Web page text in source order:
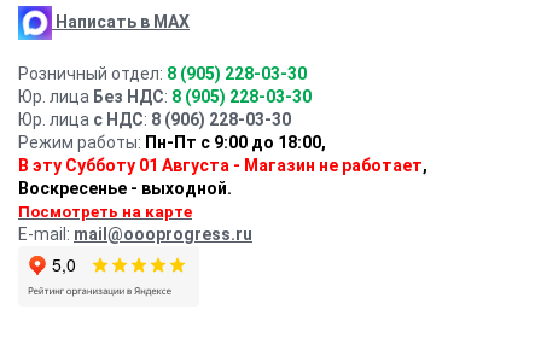
Написать в MAX
Розничный отдел: 8 (905) 228-03-30
Юр. лица Без НДС: 8 (905) 228-03-30
Юр. лица с НДС: 8 (906) 228-03-30
Режим работы: Пн-Пт с 9:00 до 18:00,
В эту Субботу 01 Августа - Магазин не работает,
Воскресенье - выходной.
Посмотреть на карте
E-mail: mail@oooprogress.ru